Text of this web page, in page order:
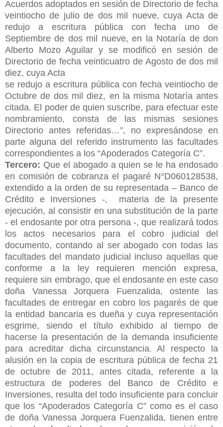
Acuerdos adoptados en sesión de Directorio de fecha
veintiocho de julio de dos mil nueve, cuya Acta de
redujo a escritura pública con fecha uno de
Septiembre de dos mil nueve, en la Notaría de don
Alberto Mozo Aguilar y se modificó en sesión de
Directorio de fecha veinticuatro de Agosto de dos mil
diez, cuya Acta
se redujo a escritura pública con fecha veintiocho de
Octubre de dos mil diez, en la misma Notaría antes
citada. El poder de quien suscribe, para efectuar este
nombramiento, consta de las mismas sesiones
Directorio antes referidas…”, no expresándose en
parte alguna del referido instrumento las facultades
correspondientes a los “Apoderados Categoría C”.
Tercero: Que el abogado a quien se le ha endosado
en comisión de cobranza el pagaré N°D060128538,
extendido a la orden de su representada – Banco de
Crédito e Inversiones -, materia de la presente
ejecución, al consistir en una substitución de la parte
- el endosante por otra persona -, que realizará todos
los actos necesarios para el cobro judicial del
documento, contando al ser abogado con todas las
facultades del mandato judicial incluso aquellas que
conforme a la ley requieren mención expresa,
requiere sin embrago, que el endosante en este caso
doña Vanessa Jorquera Fuenzalida, ostente las
facultades de entregar en cobro los pagarés de que
la entidad bancaria es dueña y cuya representación
esgrime, siendo el título exhibido al tiempo de
hacerse la presentación de la demanda insuficiente
para acreditar dicha circunstancia. Al respecto la
alusión en la copia de escritura pública de fecha 21
de octubre de 2011, antes citada, referente a la
estructura de poderes del Banco de Crédito e
Inversiones, resulta del todo insuficiente para concluir
que los “Apoderados Categoría C” como es el caso
de doña Vanessa Jorquera Fuenzalida, tienen entre